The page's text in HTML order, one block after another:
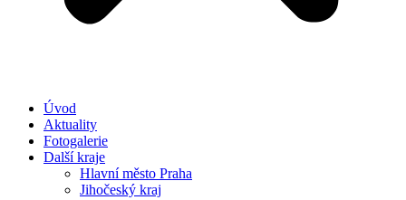
Úvod
Aktuality
Fotogalerie
Další kraje
Hlavní město Praha
Jihočeský kraj